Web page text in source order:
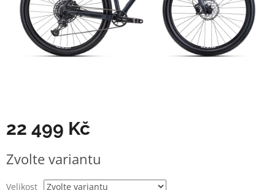
22 499 Kč
cena:
Zvolte variantu
Velikost